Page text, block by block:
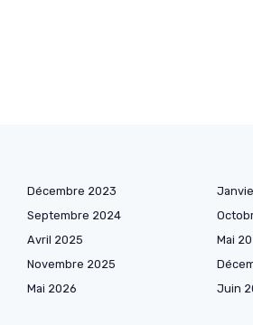
Décembre 2023
Septembre 2024
Avril 2025 Mai
Novembre 2025
Mai 2026 Juin